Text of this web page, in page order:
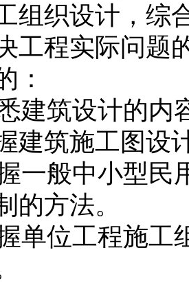
组织设计，综
工程实际问题
：
筑设计的内
建筑施工图设
般中小型民
的方法。
位工程施工